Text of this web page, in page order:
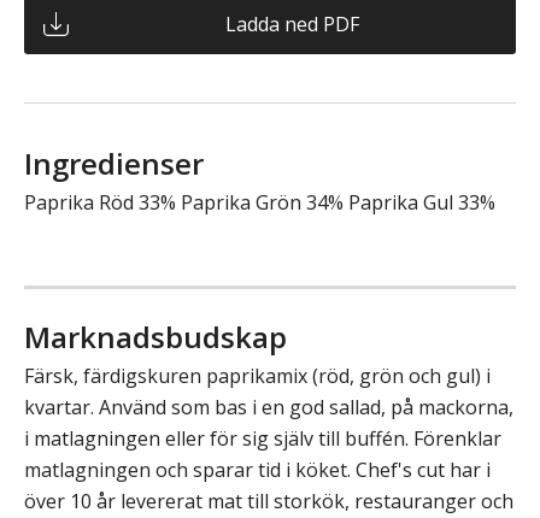
Ladda ned PDF
Ingredienser
Paprika Röd 33% Paprika Grön 34% Paprika Gul 33%
Marknadsbudskap
Färsk, färdigskuren paprikamix (röd, grön och gul) i
kvartar. Använd som bas i en god sallad, på mackorna,
i matlagningen eller för sig själv till buffén. Förenklar
matlagningen och sparar tid i köket. Chef's cut har i
över 10 år levererat mat till storkök, restauranger och